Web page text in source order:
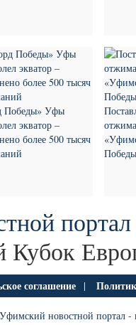
Победы» Уфы
экватор –
более 500 тысяч
портал
Кубок
соглашение |
Уфимский новостной портал -